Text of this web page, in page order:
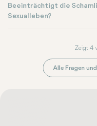
Beeinträchtigt die
Sexualleben?
Zeigt 4
Alle Fragen